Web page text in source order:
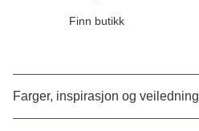
Finn butikk
Farger, inspirasjon og veiledning